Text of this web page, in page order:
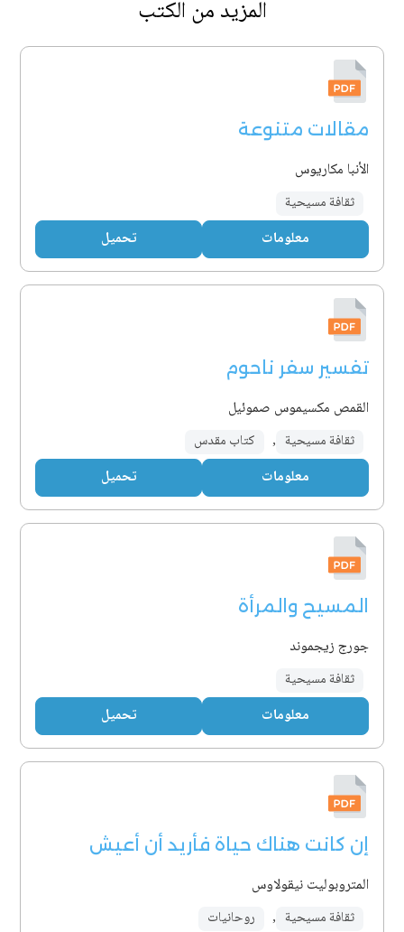
المزيد من الكتب
مقالات متنوعة
الأنبا مكاريوس
ثقافة مسيحية
معلومات تحميل
تفسير سفر ناحوم
القمص مكسيموس صموئيل
ثقافة مسيحية , كتاب مقدس
معلومات تحميل
المسيح والمرأة
جورج زيجموند
ثقافة مسيحية
معلومات تحميل
إن كانت هناك حياة فأريد أن أعيش
المتروبوليت نيقولاوس
ثقافة مسيحية , روحانيات